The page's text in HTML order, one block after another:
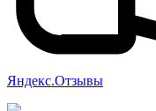
Яндекс.Отзывы